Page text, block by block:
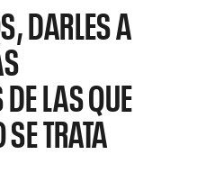
DARLES A
LAS QUE
TRATA